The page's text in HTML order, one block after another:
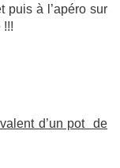
puis à l’apéro sur
!!!
d’un pot de